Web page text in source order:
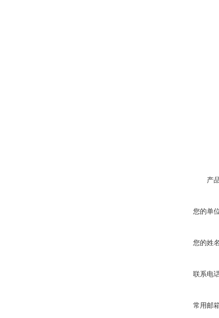
产
您的单
您的姓
联系电
常用邮